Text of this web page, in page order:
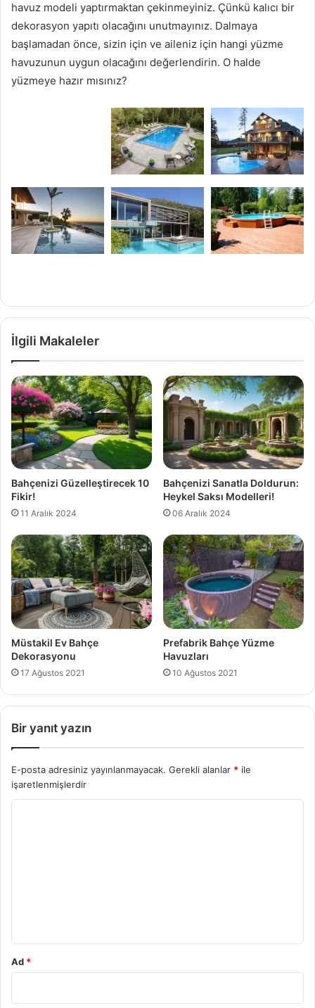
havuz modeli yaptırmaktan çekinmeyiniz. Çünkü kalıcı bir
dekorasyon yapıtı olacağını unutmayınız. Dalmaya
başlamadan önce, sizin için ve aileniz için hangi yüzme
havuzunun uygun olacağını değerlendirin. O halde
yüzmeye hazır mısınız?
İlgili Makaleler
Bahçenizi Güzelleştirecek 10
Fikir!
11 Aralık 2024
Bahçenizi Sanatla Doldurun:
Heykel Saksı Modelleri!
06 Aralık 2024
Müstakil Ev Bahçe
Dekorasyonu
17 Ağustos 2021
Prefabrik Bahçe Yüzme
Havuzları
10 Ağustos 2021
Bir yanıt yazın
E-posta adresiniz yayınlanmayacak. Gerekli alanlar * ile
işaretlenmişlerdir
Ad *